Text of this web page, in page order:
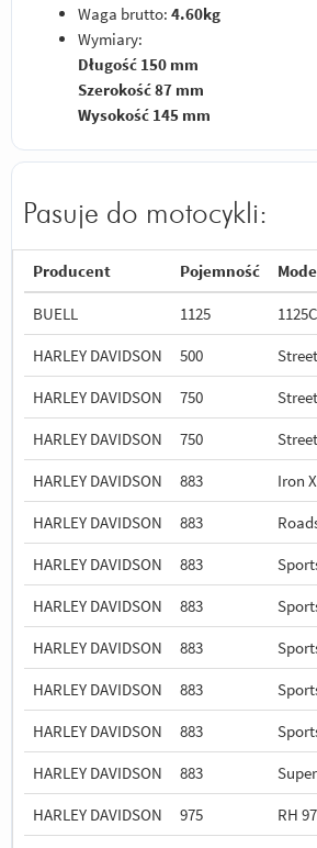
Waga brutto: 4.60kg
Wymiary:
Długość 150 mm
Szerokość 87 mm
Wysokość 145 mm
Pasuje do motocykli:
Producent Pojemność
BUELL 1125
HARLEY DAVIDSON
500
HARLEY DAVIDSON
750
HARLEY DAVIDSON
750
HARLEY DAVIDSON
883
Iron
HARLEY DAVIDSON
883
HARLEY DAVIDSON
883
HARLEY DAVIDSON
883
HARLEY DAVIDSON
883
HARLEY DAVIDSON
883
HARLEY DAVIDSON
883
HARLEY DAVIDSON
883
HARLEY DAVIDSON
975
RH